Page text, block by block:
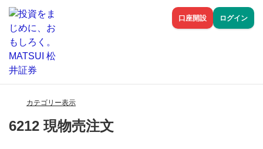
口座開設 ログイン
カテゴリー表示
6212 現物売注文